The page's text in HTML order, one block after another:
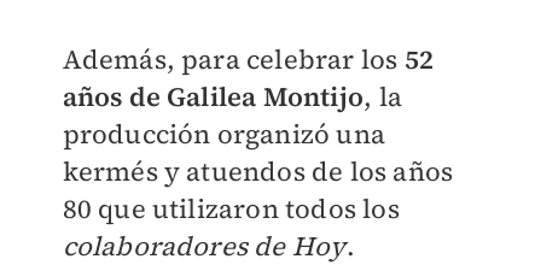
Además, para celebrar los 52
años de Galilea Montijo, la
producción organizó una
kermés y atuendos de los años
80 que utilizaron todos los
colaboradores de Hoy.